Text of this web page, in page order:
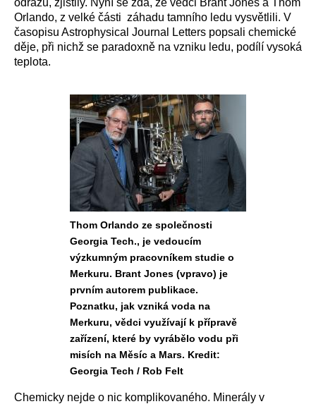
odrazů, zjistily. Nyní se zdá, že vědci Brant Jones a Thom
Orlando, z velké části záhadu tamního ledu vysvětlili. V
časopisu Astrophysical Journal Letters popsali chemické
děje, při nichž se paradoxně na vzniku ledu, podílí vysoká
teplota.
Thom Orlando ze společnosti
Georgia Tech., je vedoucím
výzkumným pracovníkem studie o
Merkuru. Brant Jones (vpravo) je
prvním autorem publikace.
Poznatku, jak vzniká voda na
Merkuru, vědci využívají k přípravě
zařízení, které by vyrábělo vodu při
misích na Měsíc a Mars. Kredit:
Georgia Tech / Rob Felt
Chemicky nejde o nic komplikovaného. Minerály v